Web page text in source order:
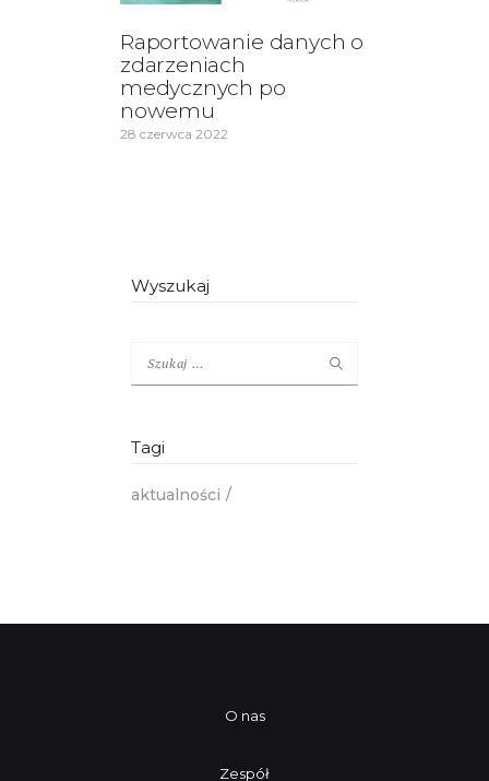
Raportowanie danych o
zdarzeniach
medycznych po
nowemu
28 czerwca 2022
Wyszukaj
Tagi
aktualności
O nas
Zespół